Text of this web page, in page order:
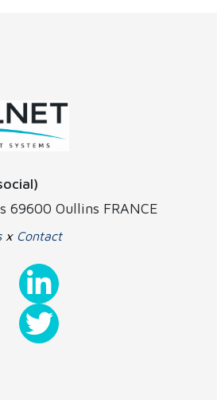
69600 Oullins FRANCE
x Contact